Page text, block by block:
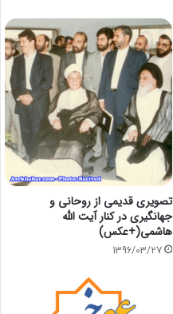
تصویری قدیمی از روحانی و
جهانگیری در کنار آیت الله
هاشمی(+عکس)
1396/03/27